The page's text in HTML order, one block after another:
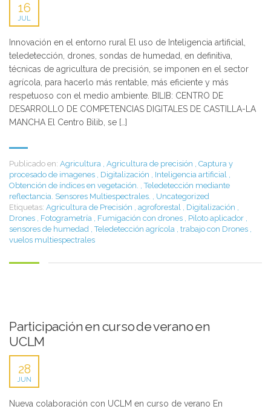
16
JUL
Innovación en el entorno rural El uso de Inteligencia artificial,
teledetección, drones, sondas de humedad, en definitiva,
técnicas de agricultura de precisión, se imponen en el sector
agrícola, para hacerlo más rentable, más eficiente y más
respetuoso con el medio ambiente. BILIB: CENTRO DE
DESARROLLO DE COMPETENCIAS DIGITALES DE CASTILLA-LA
MANCHA El Centro Bilib, se […]
Publicado en: Agricultura , Agricultura de precisión , Captura y
procesado de imagenes , Digitalización , Inteligencia artificial ,
Obtención de índices en vegetación. , Teledetección mediante
reflectancia. Sensores Multiespectrales. , Uncategorized
Etiquetas: Agricultura de Precisión , agroforestal , Digitalización ,
Drones , Fotogrametría , Fumigación con drones , Piloto aplicador ,
sensores de humedad , Teledetección agrícola , trabajo con Drones ,
vuelos multiespectrales
Participación en curso de verano en
UCLM
28
JUN
Nueva colaboración con UCLM en curso de verano En